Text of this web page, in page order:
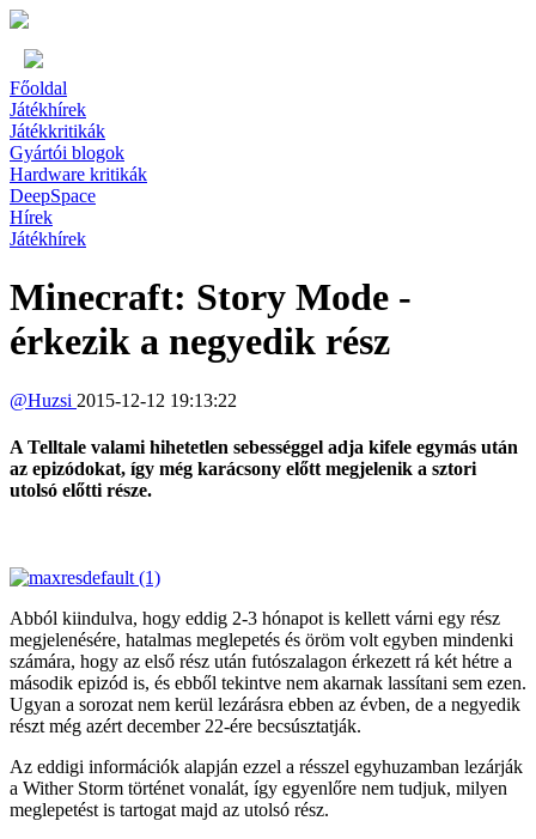
Főoldal
Játékhírek
Játékkritikák
Gyártói blogok
Hardware kritikák
DeepSpace
Hírek
Játékhírek
Minecraft: Story Mode -
érkezik a negyedik rész
@Huzsi 2015-12-12 19:13:22
A Telltale valami hihetetlen sebességgel adja kifele egymás után
az epizódokat, így még karácsony előtt megjelenik a sztori
utolsó előtti része.
Abból kiindulva, hogy eddig 2-3 hónapot is kellett várni egy rész
megjelenésére, hatalmas meglepetés és öröm volt egyben mindenki
számára, hogy az első rész után futószalagon érkezett rá két hétre a
második epizód is, és ebből tekintve nem akarnak lassítani sem ezen.
Ugyan a sorozat nem kerül lezárásra ebben az évben, de a negyedik
részt még azért december 22-ére becsúsztatják.
Az eddigi információk alapján ezzel a résszel egyhuzamban lezárják
a Wither Storm történet vonalát, így egyenlőre nem tudjuk, milyen
meglepetést is tartogat majd az utolsó rész.